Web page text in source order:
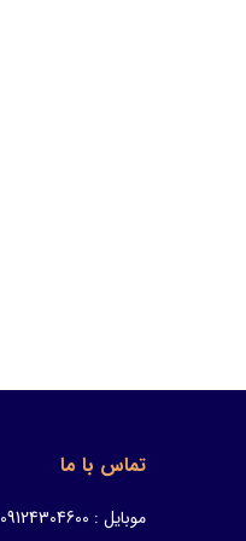
تماس با ما
موبایل : 09124304600